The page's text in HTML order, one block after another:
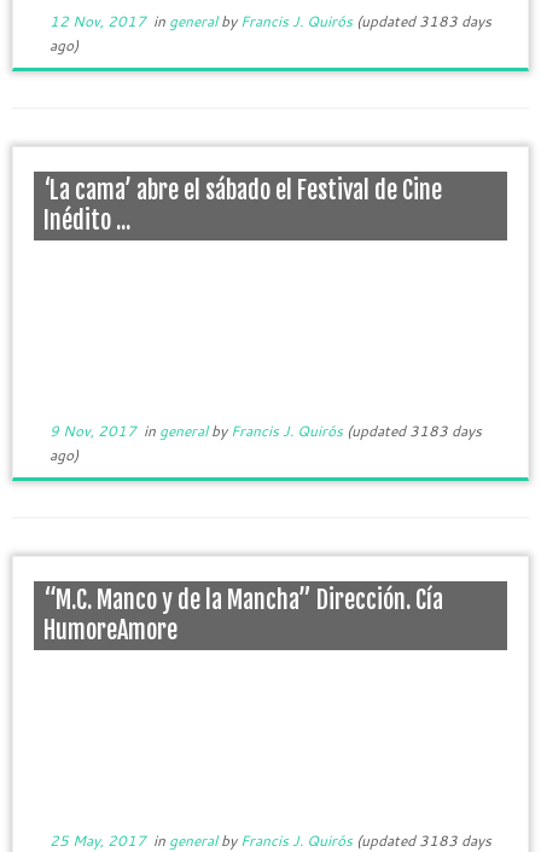
12 Nov, 2017in generalbyFrancis J. Quirós(updated 3183 days
ago)
‘La cama’ abre el sábado el Festival de Cine
Inédito ...
9 Nov, 2017in generalbyFrancis J. Quirós(updated 3183 days
ago)
“M.C. Manco y de la Mancha” Dirección. Cía
HumoreAmore
25 May, 2017in generalbyFrancis J. Quirós(updated 3183 days